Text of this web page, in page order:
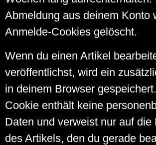
Abmeldung aus deinem Konto
Anmelde-Cookies gelöscht.
Wenn du einen Artikel
veröffentlichst, wird ein
in deinem Browser
Cookie enthält keine
Daten und verweist nur auf die
des Artikels, den du gerade